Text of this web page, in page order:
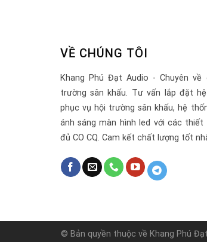
VỀ CHÚNG TÔI
Khang Phú Đạt Audio - Chuyên
trường sân khấu. Tư vấn lắp đặt
phục vụ hội trường sân khấu, hệ
ánh sáng màn hình led với các
đủ CO CQ. Cam kết chất lượng tốt
© Bản quyền thuộc về Khang Phú